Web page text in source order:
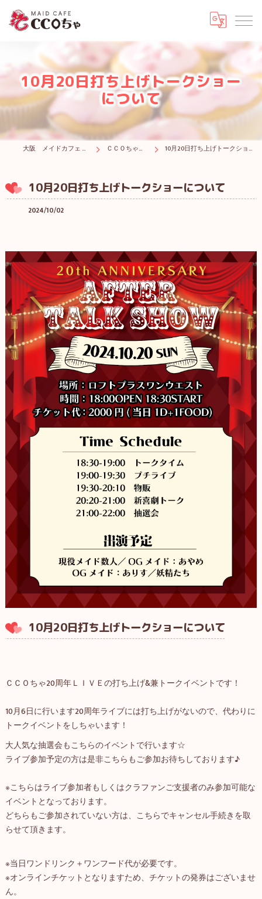
10月20日打ち上げトークショー
について
大阪 メイドカフェ CCOちゃ ＣＣＯちゃブログ 10月20日打ち上げトークショーについて
10月20日打ち上げトークショーについて
2024/10/02
10月20日打ち上げトークショーについて
ＣＣＯちゃ20周年ＬＩＶＥの打ち上げ&兼トークイベントです！
10月6日に行います20周年ライブには打ち上げがないので、代わりに
トークイベントをしちゃいます！
大人気な抽選会もこちらのイベントで行います☆
ライブ参加予定の方は是非こちらもご参加お待ちしております♪
※こちらはライブ参加者もしくはクラファンご支援者のみ参加可能な
イベントとなっております。
どちらもご参加されていない方は、こちらでキャンセル手続きを取
らせて頂きます。
※当日ワンドリンク＋ワンフード代が必要です。
※オンラインチケットとなりますため、チケットの発券はございませ
ん。